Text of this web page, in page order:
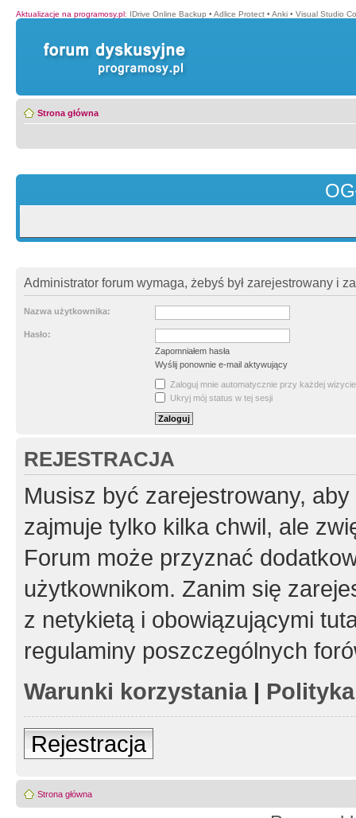
Aktualizacje na programosy.pl: IDrive Online Backup • Adlice Protect • Anki • Visual Studio
Strona główna
Administrator forum wymaga, żebyś był zarejestrowany i
Nazwa użytkownika:
Hasło:
Zapomniałem hasła
Wyślij ponownie e-mail aktywujący
Zaloguj mnie automatycznie przy każdej wizycie
Ukryj mój status w tej sesji
REJESTRACJA
Musisz być zarejestrowany,
zajmuje tylko kilka chwil, ale
Forum może przyznać
użytkownikom. Zanim się
z netykietą i obowiązującymi
regulaminy poszczególnych
Warunki korzystania|
Rejestracja
Strona główna